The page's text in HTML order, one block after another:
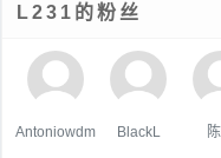
L231的粉丝
Antoniowdm BlackL